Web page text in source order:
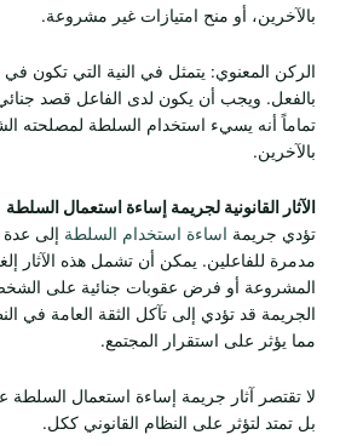
بالآخرين، أو منح امتيازات غير مشروعة.
الركن المعنوي: يتمثل في النية التي تكون
بالفعل. ويجب أن يكون لدى الفاعل قصد
تماماً أنه يسيء استخدام السلطة لمصلحته
بالآخرين.
الآثار القانونية لجريمة إساءة استعمال السلطة
تؤدي جريمة اساءة استخدام السلطة إلى عدة
مدمرة للفاعلين. يمكن أن تشمل هذه الآثار
المشروعة أو فرض عقوبات جنائية على
الجريمة قد تؤدي إلى تآكل الثقة العامة في
مما يؤثر على استقرار المجتمع.
لا تقتصر آثار جريمة إساءة استعمال السلطة
بل تمتد لتؤثر على النظام القانوني ككل.